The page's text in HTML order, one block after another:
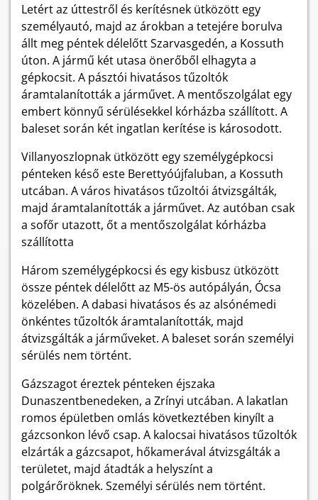
Letért az úttestről és kerítésnek ütközött egy
személyautó, majd az árokban a tetejére borulva
állt meg péntek délelőtt Szarvasgedén, a Kossuth
úton. A jármű két utasa önerőből elhagyta a
gépkocsit. A pásztói hivatásos tűzoltók
áramtalanították a járművet. A mentőszolgálat egy
embert könnyű sérülésekkel kórházba szállított. A
baleset során két ingatlan kerítése is károsodott.
Villanyoszlopnak ütközött egy személygépkocsi
pénteken késő este Berettyóújfaluban, a Kossuth
utcában. A város hivatásos tűzoltói átvizsgálták,
majd áramtalanították a járművet. Az autóban csak
a sofőr utazott, őt a mentőszolgálat kórházba
szállította
Három személygépkocsi és egy kisbusz ütközött
össze péntek délelőtt az M5-ös autópályán, Ócsa
közelében. A dabasi hivatásos és az alsónémedi
önkéntes tűzoltók áramtalanították, majd
átvizsgálták a járműveket. A baleset során személyi
sérülés nem történt.
Gázszagot éreztek pénteken éjszaka
Dunaszentbenedeken, a Zrínyi utcában. A lakatlan
romos épületben omlás következtében kinyílt a
gázcsonkon lévő csap. A kalocsai hivatásos tűzoltók
elzárták a gázcsapot, hőkamerával átvizsgálták a
területet, majd átadták a helyszínt a
polgárőröknek. Személyi sérülés nem történt.